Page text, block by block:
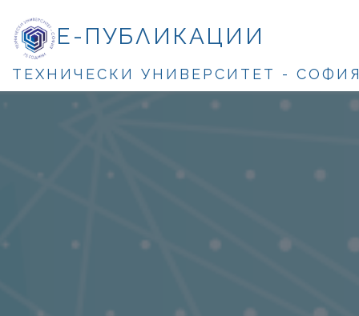
Е-ПУБЛИКАЦИИ
ТЕХНИЧЕСКИ УНИВЕРСИТЕТ -